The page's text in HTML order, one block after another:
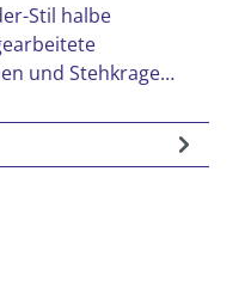
Stil halbe
und Stehkrage…